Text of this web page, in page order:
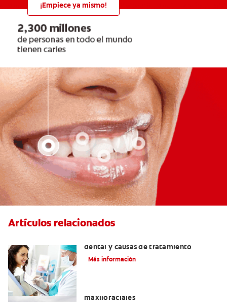
¡Empiece ya mismo!
Artículos relacionados
dental y causas de tratamiento
Más información
maxilofaciales